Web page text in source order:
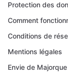
Protection des
Comment
Conditions de
Mentions légales
Envie de